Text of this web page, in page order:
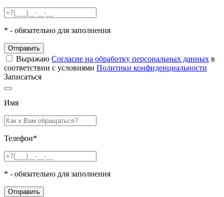
* - обязательно для заполнения
Отправить
Выражаю Согласие на обработку персональных данных в
соответствии с условиями Политики конфиденциальности
Записаться
Имя
Телефон*
* - обязательно для заполнения
Отправить